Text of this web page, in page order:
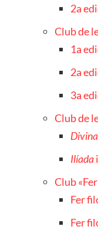
2a
Club de
1a
2a
3a
Club de
Ilíadai
Club
Fer
Fer